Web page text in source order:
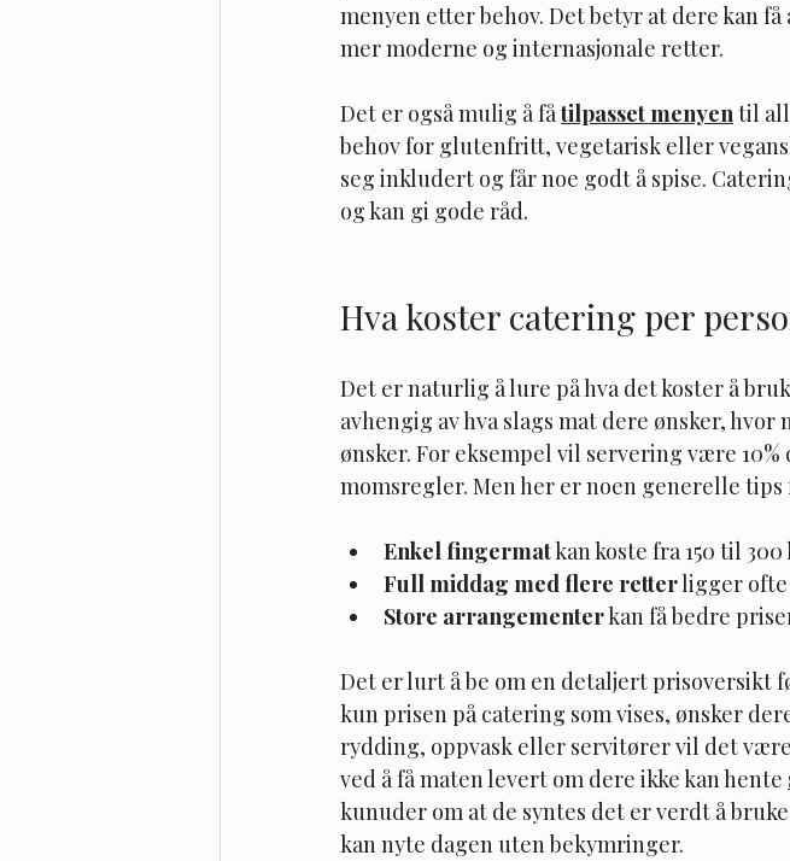
menyen etter behov. Det betyr at dere kan
mer moderne og internasjonale retter.
Det er også mulig å få tilpasset menyen til
behov for glutenfritt, vegetarisk eller
seg inkludert og får noe godt å spise.
og kan gi gode råd.
Hva koster catering per
Det er naturlig å lure på hva det koster å
avhengig av hva slags mat dere ønsker,
ønsker. For eksempel vil servering være
momsregler. Men her er noen generelle tips
Enkel fingermat kan koste fra 150 til
Full middag med flere retter ligger ofte
Store arrangementer kan få bedre
Det er lurt å be om en detaljert prisoversikt
kun prisen på catering som vises, ønsker
rydding, oppvask eller servitører vil det
ved å få maten levert om dere ikke kan hente
kunuder om at de syntes det er verdt å
kan nyte dagen uten bekymringer.